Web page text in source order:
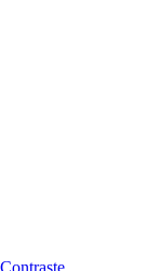
Contraste